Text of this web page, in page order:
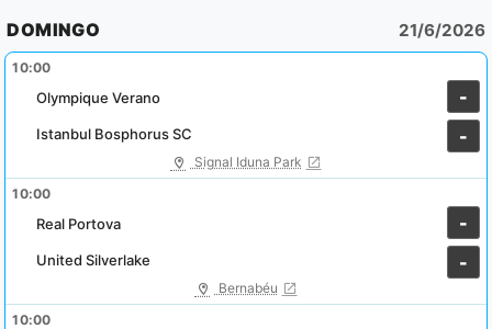
DOMINGO
21/6/2026
10:00
Olympique Verano
-
-
Istanbul Bosphorus SC
Signal Iduna Park
10:00
Real Portova
-
-
United Silverlake
Bernabéu
10:00